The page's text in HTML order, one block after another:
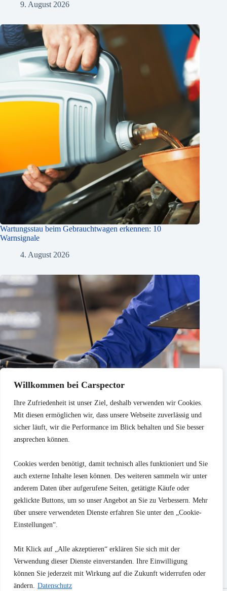
Willkommen bei Carspector
Ihre Zufriedenheit ist unser Ziel, deshalb verwenden wir Cookies.
Mit diesen ermöglichen wir, dass unsere Webseite zuverlässig und
sicher läuft, wir die Performance im Blick behalten und Sie besser
ansprechen können.
Cookies werden benötigt, damit technisch alles funktioniert und Sie
auch externe Inhalte lesen können. Des weiteren sammeln wir unter
anderem Daten über aufgerufene Seiten, getätigte Käufe oder
geklickte Buttons, um so unser Angebot an Sie zu Verbessern. Mehr
über unsere verwendeten Dienste erfahren Sie unter den „Cookie-
Einstellungen“.
Mit Klick auf „Alle akzeptieren“ erklären Sie sich mit der
Verwendung dieser Dienste einverstanden. Ihre Einwilligung
können Sie jederzeit mit Wirkung auf die Zukunft widerrufen oder
ändern. Datenschutz
9. August 2026
Wartungsstau beim Gebrauchtwagen erkennen: 10
Warnsignale
4. August 2026
Marderbiss im Motorraum erkennen: Worauf Käufer achten
sollten
30. Juli 2026
FAQ
Kontakt
Copyright © Carspector 2026